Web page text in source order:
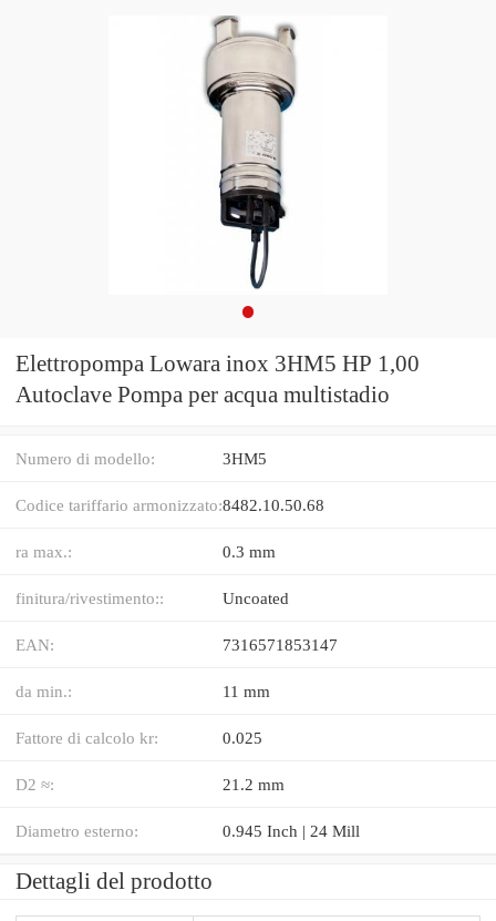
Elettropompa Lowara inox 3HM5 HP 1,00
Autoclave Pompa per acqua multistadio
Numero di modello: 3HM5
Codice tariffario armonizzato:8482.10.50.68
ra max.: 0.3 mm
finitura/rivestimento:: Uncoated
EAN: 7316571853147
da min.: 11 mm
Fattore di calcolo kr: 0.025
D2 ≈: 21.2 mm
Diametro esterno: 0.945 Inch | 24 Mill
Dettagli del prodotto